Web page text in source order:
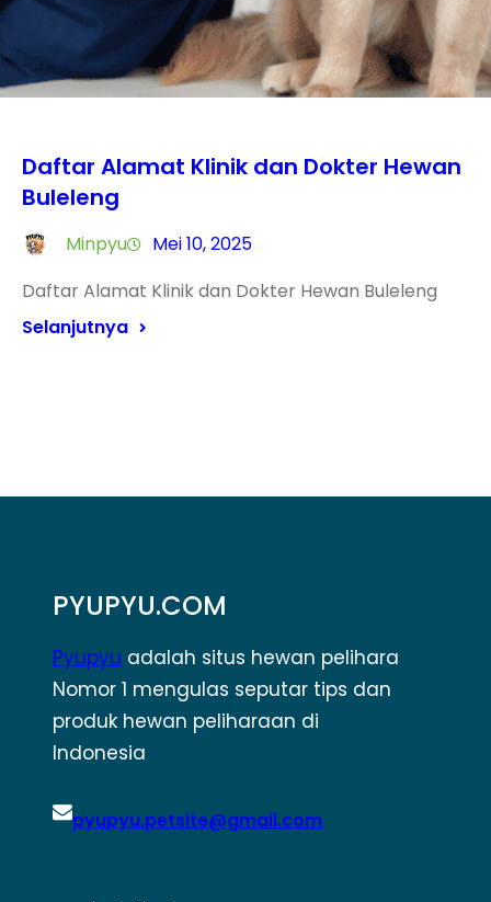
Daftar Alamat Klinik dan Dokter Hewan
Buleleng
Minpyu
Mei 10, 2025
Daftar Alamat Klinik dan Dokter Hewan Buleleng
Selanjutnya
PYUPYU.COM
Pyupyu adalah situs hewan pelihara
Nomor 1 mengulas seputar tips dan
produk hewan peliharaan di
Indonesia
pyupyu.petsite@gmail.com